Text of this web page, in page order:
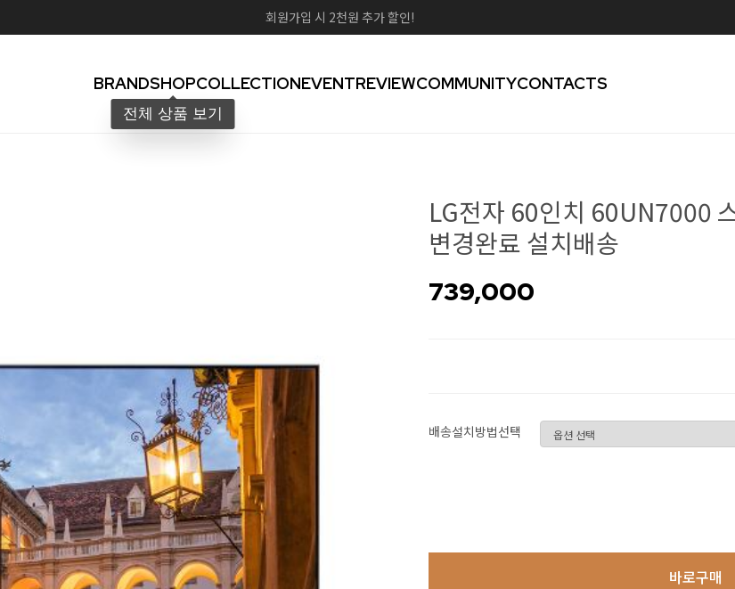
회원가입 시 2천원 추가 할인!
BRANDSHOPCOLLECTIONEVENTREVIEWCOMMUNITYCONTACTS
LG전자 60인치 60UN7000
변경완료 설치배송
739,000
배송설치방법선택
바로구매